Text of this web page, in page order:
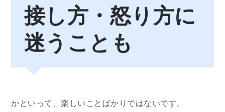
接し方・怒り方に
迷うことも
かといって、楽しいことばかりではないです。